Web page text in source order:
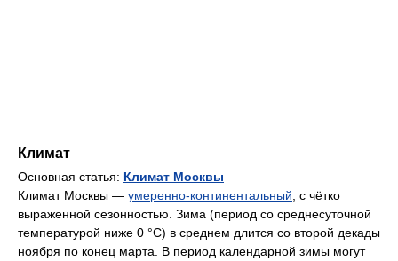
Климат
Основная статья: Климат Москвы
Климат Москвы — умеренно-континентальный , с чётко
выраженной сезонностью. Зима (период со среднесуточной
температурой ниже 0 °C) в среднем длится со второй декады
ноября по конец марта. В период календарной зимы могут